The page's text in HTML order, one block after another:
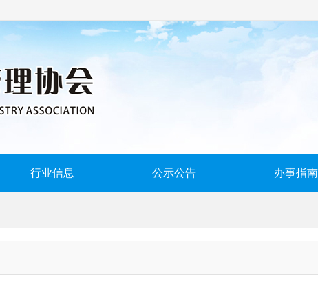
行业信息 公示公告 办事指南